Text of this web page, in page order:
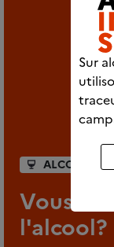
Vous en
l'alcool?
Sur